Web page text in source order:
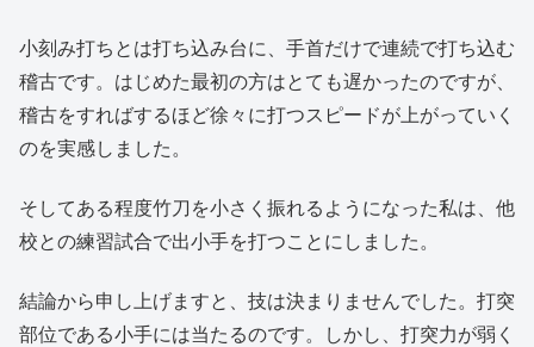
小刻み打ちとは打ち込み台に、手首だけで連続で打ち込む
稽古です。はじめた最初の方はとても遅かったのですが、
稽古をすればするほど徐々に打つスピードが上がっていく
のを実感しました。
そしてある程度竹刀を小さく振れるようになった私は、他
校との練習試合で出小手を打つことにしました。
結論から申し上げますと、技は決まりませんでした。打突
部位である小手には当たるのです。しかし、打突力が弱く